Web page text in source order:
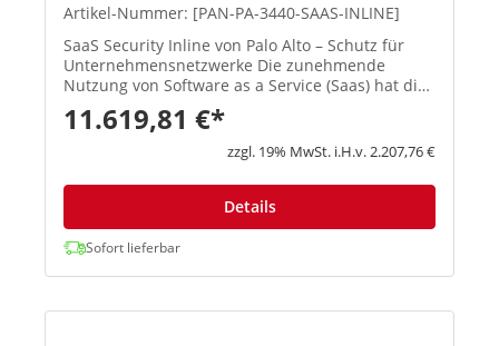
Artikel-Nummer: [PAN-PA-3440-SAAS-INLINE]
SaaS Security Inline von Palo Alto – Schutz für
Unternehmensnetzwerke Die zunehmende
Nutzung von Software as a Service (Saas) hat die
Angriffsfläche für Unternehmen rapide
vergrößert und Cyberkriminelle machen sich dies
zunutze. Palo Alto bietet hier...
11.619,81 €*
zzgl. 19% MwSt. i.H.v. 2.207,76 €
Details
Sofort lieferbar